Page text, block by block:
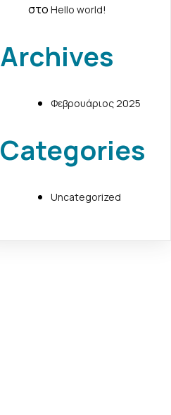
στοHello world!
Archives
Φεβρουάριος 2025
Categories
Uncategorized